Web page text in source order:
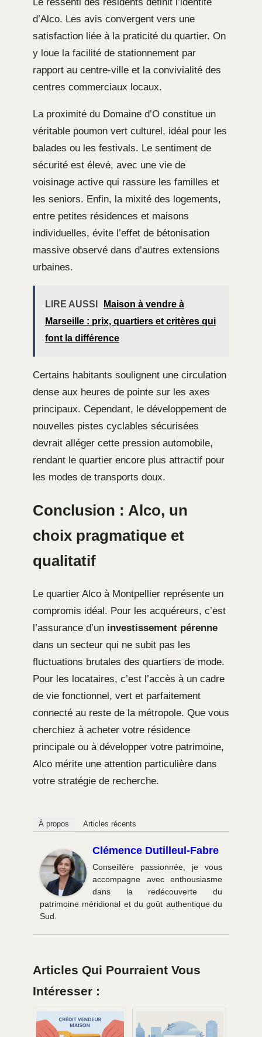
d’Alco. Les avis convergent vers une
satisfaction liée à la praticité du quartier. On
y loue la facilité de stationnement par
rapport au centre-ville et la convivialité des
centres commerciaux locaux.
La proximité du Domaine d’O constitue un
véritable poumon vert culturel, idéal pour les
balades ou les festivals. Le sentiment de
sécurité est élevé, avec une vie de
voisinage active qui rassure les familles et
les seniors. Enfin, la mixité des logements,
entre petites résidences et maisons
individuelles, évite l’effet de bétonisation
massive observé dans d’autres extensions
urbaines.
LIRE AUSSI
Maison à vendre à
Marseille : prix, quartiers et critères qui
font la différence
Certains habitants soulignent une circulation
dense aux heures de pointe sur les axes
principaux. Cependant, le développement de
nouvelles pistes cyclables sécurisées
devrait alléger cette pression automobile,
rendant le quartier encore plus attractif pour
les modes de transports doux.
Conclusion : Alco, un
choix pragmatique et
qualitatif
Le quartier Alco à Montpellier représente un
compromis idéal. Pour les acquéreurs, c’est
l’assurance d’un investissement pérenne
dans un secteur qui ne subit pas les
fluctuations brutales des quartiers de mode.
Pour les locataires, c’est l’accès à un cadre
de vie fonctionnel, vert et parfaitement
connecté au reste de la métropole. Que vous
cherchiez à acheter votre résidence
principale ou à développer votre patrimoine,
Alco mérite une attention particulière dans
votre stratégie de recherche.
À propos Articles récents
Clémence Dutilleul-Fabre
Conseillère passionnée, je vous
accompagne avec enthousiasme
dans la redécouverte du
patrimoine méridional et du goût authentique du
Sud.
Articles Qui Pourraient Vous
Intéresser :